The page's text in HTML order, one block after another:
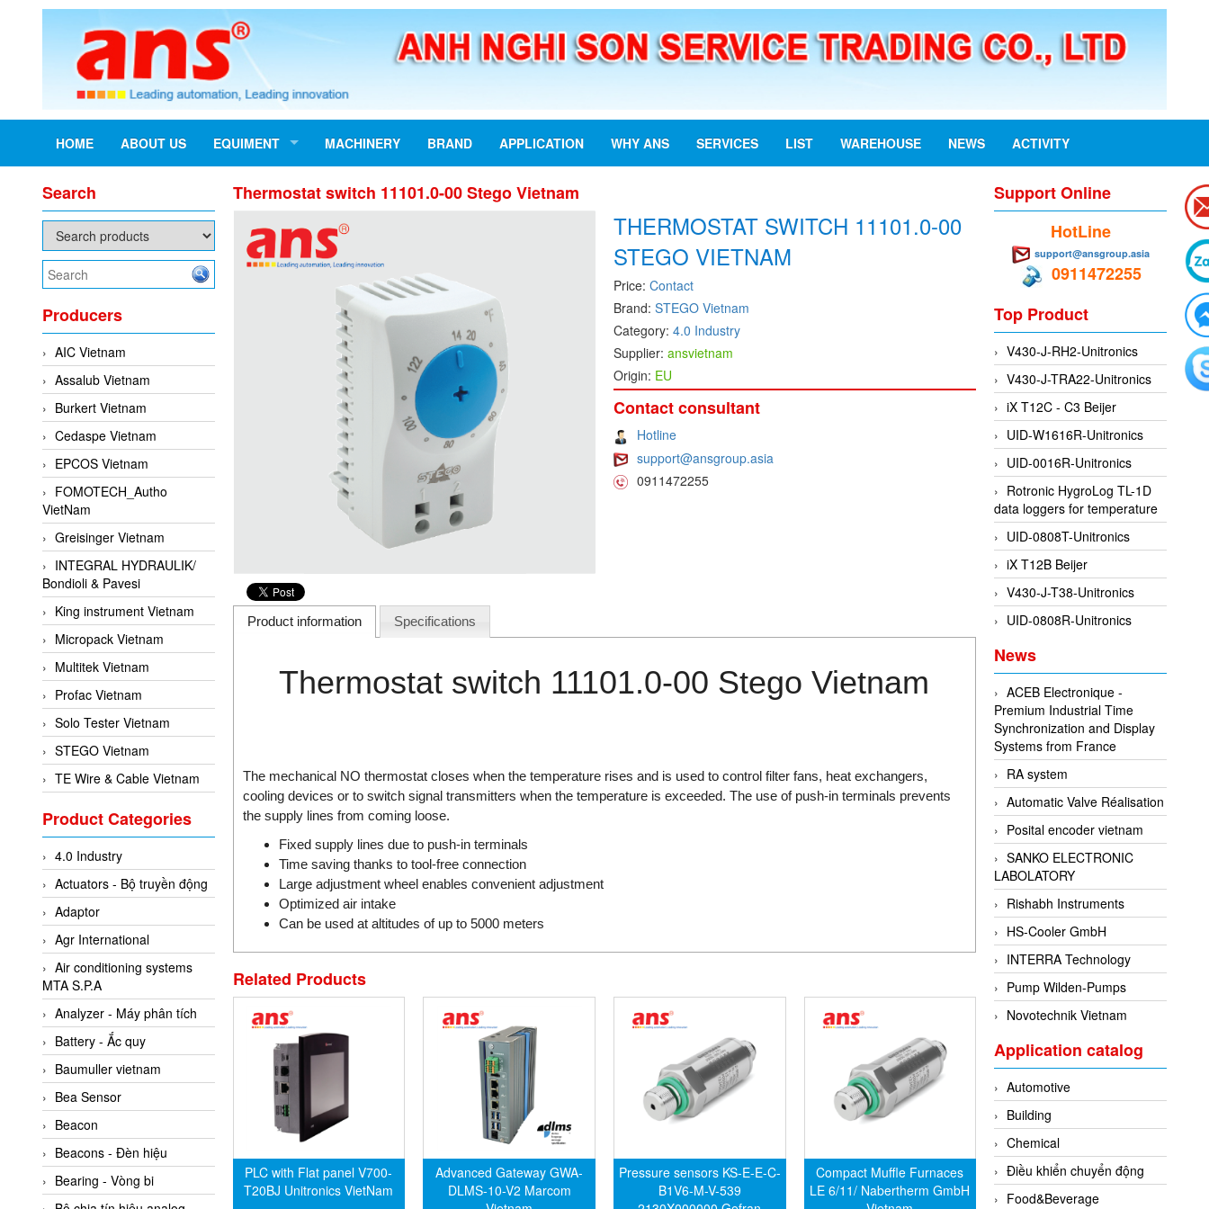
HOME ABOUT US EQUIMENT MACHINERY BRAND APPLICATION WHY ANS SERVICES LIST WAREHOUSE NEWS ACTIVITY
Search
Producers
AIC Vietnam
Assalub Vietnam
Burkert Vietnam
Cedaspe Vietnam
EPCOS Vietnam
FOMOTECH_Autho
VietNam
Greisinger Vietnam
INTEGRAL HYDRAULIK/
Bondioli & Pavesi
King instrument Vietnam
Micropack Vietnam
Multitek Vietnam
Profac Vietnam
Solo Tester Vietnam
STEGO Vietnam
TE Wire & Cable Vietnam
Woodward Vietnam
3CTEST Vietnam
4B VietNam Vietnam
ABB Vietnam
AC Infinity Vietnam
AC&E Telecommunications
AC&T Vietnam
Accepta Vietnam
ACCUMAC Vietnam
AccuWeb Vietnam
Acey
ACOEM Vietnam
ADCA Vietnam
ADFweb Vietnam
Product Categories
4.0 Industry
Actuators - Bộ truyền động
Adaptor
Agr International
Air conditioning systems
MTA S.P.A
Analyzer - Máy phân tích
Battery - Ắc quy
Baumuller vietnam
Bea Sensor
Beacon
Beacons - Đèn hiệu
Bearing - Vòng bi
Thermostat switch 11101.0-00 Stego Vietnam
THERMOSTAT SWITCH 11101.0-00
STEGO VIETNAM
Price: Contact
Brand: STEGO Vietnam
Category: 4.0 Industry
Supplier: ansvietnam
Origin: EU
Contact consultant
Hotline
support@ansgroup.asia
0911472255
Product information Specifications
Thermostat switch 11101.0-00 Stego Vietnam
The mechanical NO thermostat closes when the temperature rises and is used to control filter fans, heat exchangers,
cooling devices or to switch signal transmitters when the temperature is exceeded. The use of push-in terminals prevents
the supply lines from coming loose.
Fixed supply lines due to push-in terminals
Time saving thanks to tool-free connection
Large adjustment wheel enables convenient adjustment
Optimized air intake
Can be used at altitudes of up to 5000 meters
Related Products
PLC with Flat panel V700-
T20BJ Unitronics VietNam
Advanced Gateway GWA-
DLMS-10-V2 Marcom
Pressure sensors KS-E-E-C-
B1V6-M-V-539
Compact Muffle Furnaces
LE 6/11/ Nabertherm GmbH
Support Online
HotLine
support@ansgroup.asia
0911472255
Top Product
V430-J-RH2-Unitronics
V430-J-TRA22-Unitronics
iX T12C - C3 Beijer
UID-W1616R-Unitronics
UID-0016R-Unitronics
Rotronic HygroLog TL-1D
data loggers for temperature
UID-0808T-Unitronics
iX T12B Beijer
V430-J-T38-Unitronics
UID-0808R-Unitronics
News
ACEB Electronique -
Premium Industrial Time
Synchronization and Display
Systems from France
RA system
Automatic Valve Réalisation
Posital encoder vietnam
SANKO ELECTRONIC
LABOLATORY
Rishabh Instruments
HS-Cooler GmbH
INTERRA Technology
Pump Wilden-Pumps
Novotechnik Vietnam
Application catalog
Automotive
Building
Chemical
Điều khiển chuyển động
Food&Beverage